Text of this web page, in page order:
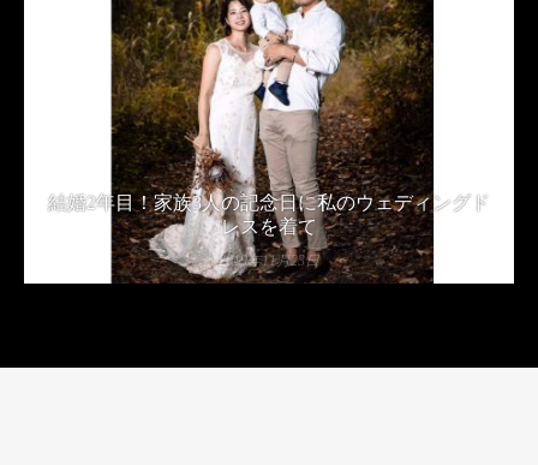
結婚2年目！家族3人の記念日に私のウェディングド
レスを着て
2019年11月23日